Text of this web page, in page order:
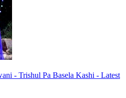
- Trishul Pa Basela Kashi - Latest